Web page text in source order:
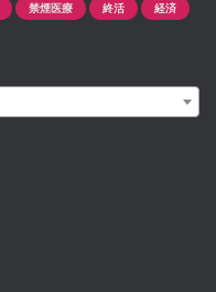
禁煙医療 終活 経済